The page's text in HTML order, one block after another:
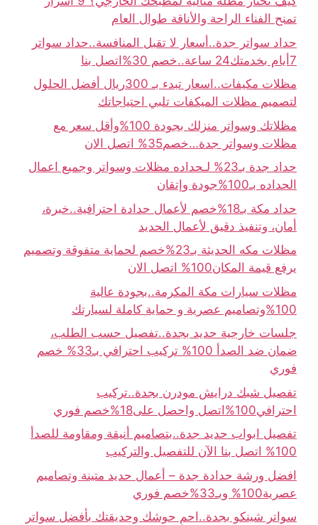
تمنح الفناء الراحة والأناقة طوال العام
حداد سواتر جدة..أسعار لا تقبل المنافسة..حداد سواتر
7أيام بخدمتك24 ساعة..خصم 30%اتصل بنا
مظلات مكيفات..اسعار تبدء بـ 300ريال أفضل الحلول
لتصميم مظلات الميكفات تلبي احتياجاتك
مظلاتك وسواتر منزلك بجودة 100%وأقل سعر مع
مظلات وسواتر جدة…خصم35% اتصل الان
حداد جدة بـ23% لـحداده مظلات وسواتر وجميع اعمال
الحداده بـ100%جودة وإتقان
حداد مكة بـ18%خصم لأعمال حدادة احترافية..خبرة،
أمان، وتنفيذ دقيق لأعمال الحديد
مظلات مكه الحديثة بـ23%خصم لحماية متفوقة وتصميم
يرفع قيمة المكان100% اتصل الان
مظلات سيارات مكة المكرمة..بجودة عالية
100%وتصاميم عصرية و حماية كاملة لسيارتك
جلسات خارجية حديد بجدة..تفصيل حسب الطلب،
ضمان ضد الصدأ 100% تركيب احترافي بـ33% خصم
فوري
تفصيل شبك درايش مودرن بجدة..تركيب
احترافي100%اتصل واحصل على18%خصم فوري
تفصيل ابواب حديد جدة..بتصاميم أنيقة ومقاومة للصدأ
100% اتصل بنا الآن للتفصيل والتركيب
افضل ورشة حدادة جدة – أعمال حديد متينة وتصاميم
عصرية100% وبـ33%خصم فوري
سواتر شينكو بجدة..احمِ حوشك وحديقتك بأفضل سواتر